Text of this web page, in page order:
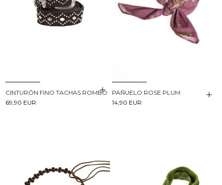
CINTURÓN FINO TACHAS ROMBO
69,90 EUR
PAÑUELO ROSE PLUM
14,90 EUR